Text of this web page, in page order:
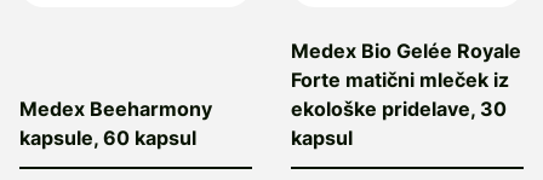
Medex Beeharmony
kapsule, 60 kapsul
Medex Bio Gelée Royale
Forte matični mleček iz
ekološke pridelave, 30
kapsul